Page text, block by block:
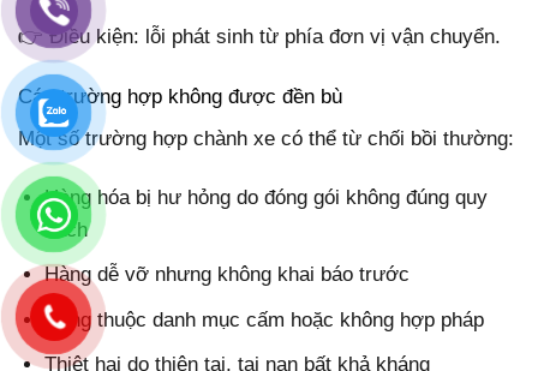
👉 Điều kiện: lỗi phát sinh từ phía đơn vị vận chuyển.
Các trường hợp không được đền bù
Một số trường hợp chành xe có thể từ chối bồi thường:
Hàng hóa bị hư hỏng do đóng gói không đúng quy
cách
Hàng dễ vỡ nhưng không khai báo trước
Hàng thuộc danh mục cấm hoặc không hợp pháp
Thiệt hại do thiên tai, tai nạn bất khả kháng